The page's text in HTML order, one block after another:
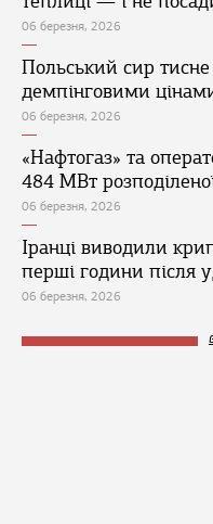
06 березня, 2026
Польський сир тисне
демпінговими
06 березня, 2026
«Нафтогаз» та
484 МВт
06 березня, 2026
Іранці виводили
перші години після
06 березня, 2026